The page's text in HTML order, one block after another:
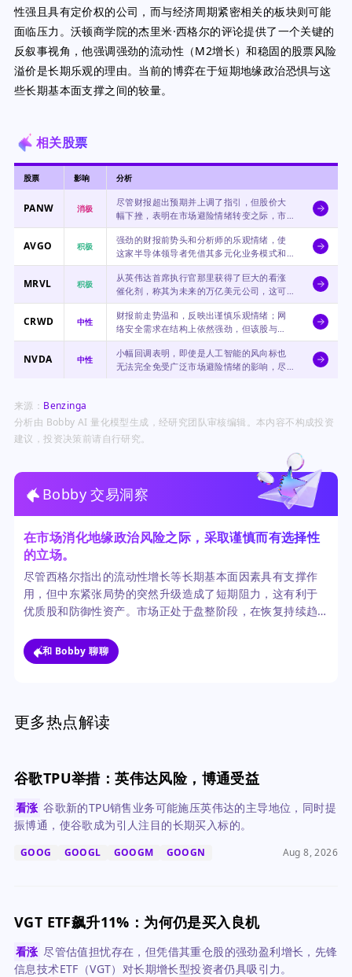
性强且具有定价权的公司，而与经济周期紧密相关的板块则可能
面临压力。沃顿商学院的杰里米·西格尔的评论提供了一个关键的
反叙事视角，他强调强劲的流动性（M2增长）和稳固的股票风险
溢价是长期乐观的理由。当前的博弈在于短期地缘政治恐惧与这
些长期基本面支撑之间的较量。
相关股票
股票 影响 分析
PANW 消极
尽管财报超出预期并上调了指引，但股价大
幅下挫，表明在市场避险情绪转变之际，市
场可能正在惩罚其高估值，或忽视了强劲的
基本面。
AVGO 积极
强劲的财报前势头和分析师的乐观情绪，使
这家半导体领导者凭借其多元化业务模式和
人工智能敞口，成为科技板块内潜在的安全
港。
MRVL 积极
从英伟达首席执行官那里获得了巨大的看涨
催化剂，称其为未来的万亿美元公司，这可
能使专注于人工智能的投资者暂时忽略近期
的地缘政治担忧。
CRWD 中性
财报前走势温和，反映出谨慎乐观情绪；网
络安全需求在结构上依然强劲，但该股与
PANW一样面临估值审视。
NVDA 中性
小幅回调表明，即使是人工智能的风向标也
无法完全免受广泛市场避险情绪的影响，尽
来源： Benzinga
分析由 Bobby AI 量化模型生成，经研究团队审核编辑。本内容不构成投资
建议，投资决策前请自行研究。
Bobby 交易洞察
在市场消化地缘政治风险之际，采取谨慎而有选择性
的立场。
尽管西格尔指出的流动性增长等长期基本面因素具有支撑作
用，但中东紧张局势的突然升级造成了短期阻力，这有利于
优质股和防御性资产。市场正处于盘整阶段，在恢复持续趋
和。和 Bobby 聊聊
更多热点解读
谷歌TPU举措：英伟达风险，博通受益
看涨 谷歌新的TPU销售业务可能施压英伟达的主导地位，同时提
振博通，使谷歌成为引人注目的长期买入标的。
GOOG GOOGL GOOGM GOOGN Aug 8, 2026
VGT ETF飙升11%：为何仍是买入良机
看涨 尽管估值担忧存在，但凭借其重仓股的强劲盈利增长，先锋
信息技术ETF（VGT）对长期增长型投资者仍具吸引力。